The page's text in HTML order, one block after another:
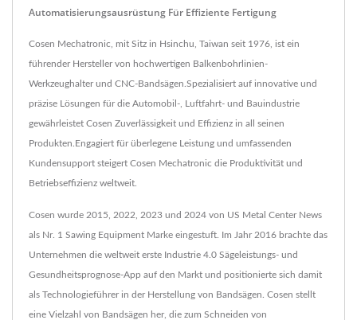
Automatisierungsausrüstung Für Effiziente Fertigung
Cosen Mechatronic, mit Sitz in Hsinchu, Taiwan seit 1976, ist ein
führender Hersteller von hochwertigen Balkenbohrlinien-
Werkzeughalter und CNC-Bandsägen.Spezialisiert auf innovative und
präzise Lösungen für die Automobil-, Luftfahrt- und Bauindustrie
gewährleistet Cosen Zuverlässigkeit und Effizienz in all seinen
Produkten.Engagiert für überlegene Leistung und umfassenden
Kundensupport steigert Cosen Mechatronic die Produktivität und
Betriebseffizienz weltweit.
Cosen wurde 2015, 2022, 2023 und 2024 von US Metal Center News
als Nr. 1 Sawing Equipment Marke eingestuft. Im Jahr 2016 brachte das
Unternehmen die weltweit erste Industrie 4.0 Sägeleistungs- und
Gesundheitsprognose-App auf den Markt und positionierte sich damit
als Technologieführer in der Herstellung von Bandsägen. Cosen stellt
eine Vielzahl von Bandsägen her, die zum Schneiden von